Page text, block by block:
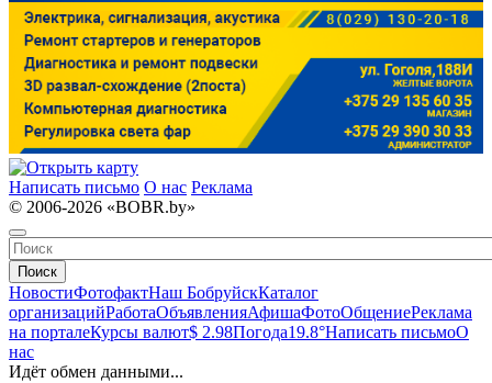
Написать письмо О нас Реклама
© 2006-2026 «BOBR.by»
Поиск
НовостиФотофактНаш БобруйскКаталог
организацийРаботаОбъявленияАфишаФотоОбщениеРеклама
на порталеКурсы валют$ 2.98Погода19.8°Написать письмоО
нас
Идёт обмен данными...